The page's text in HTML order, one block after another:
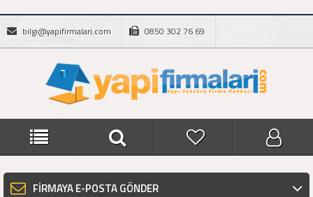
bilgi@yapifirmalari.com 0850 302 76 69
FİRMAYA E-POSTA GÖNDER